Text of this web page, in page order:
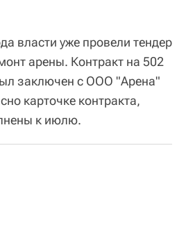
власти уже провели тендер
арены. Контракт на 502
заключен с ООО "Арена"
карточке контракта,
к июлю.